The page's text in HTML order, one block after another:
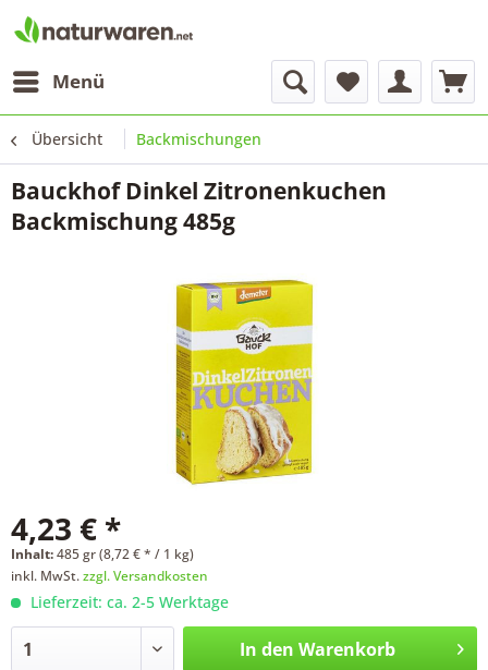
Menü
Übersicht Backmischungen
Bauckhof Dinkel Zitronenkuchen
Backmischung 485g
4,23 € *
Inhalt:485 gr (8,72 € * / 1 kg)
inkl. MwSt.zzgl. Versandkosten
Lieferzeit: ca. 2-5 Werktage
In den Warenkorb